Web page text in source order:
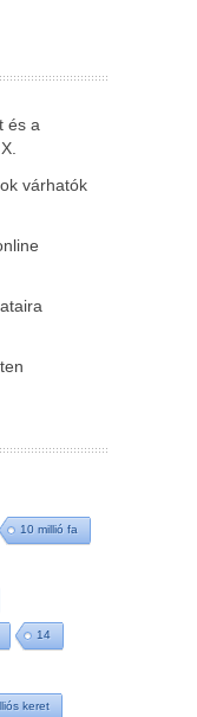
és a
várhatók
10 millió fa
14
keret